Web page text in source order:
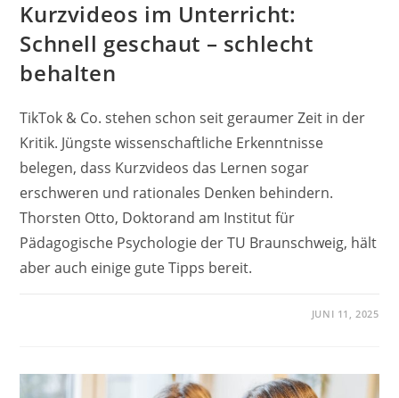
Kurzvideos im Unterricht:
Schnell geschaut – schlecht
behalten
TikTok & Co. stehen schon seit geraumer Zeit in der
Kritik. Jüngste wissenschaftliche Erkenntnisse
belegen, dass Kurzvideos das Lernen sogar
erschweren und rationales Denken behindern.
Thorsten Otto, Doktorand am Institut für
Pädagogische Psychologie der TU Braunschweig, hält
aber auch einige gute Tipps bereit.
JUNI 11, 2025